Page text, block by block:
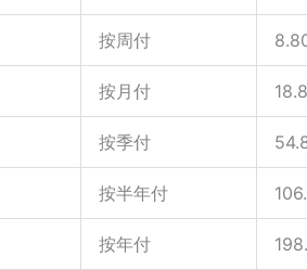
按周付
按月付
按季付
按半年付
按年付